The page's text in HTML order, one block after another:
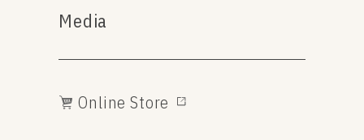
Online Store
Media